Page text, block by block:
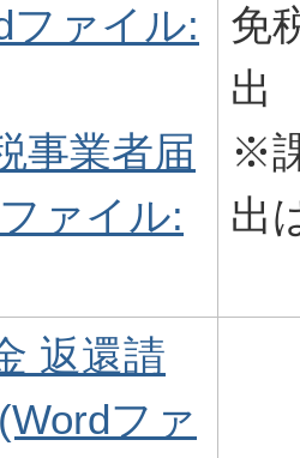
ファイル:
事業者届
ァイル:
免
出
※
出
返還請
ファ